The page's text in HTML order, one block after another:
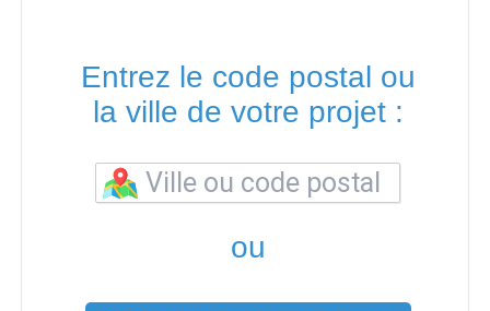
Entrez le code postal ou
la ville de votre projet :
ou